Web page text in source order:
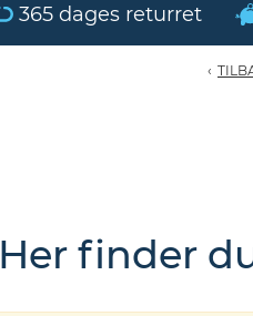
365 dages returret
Her finder